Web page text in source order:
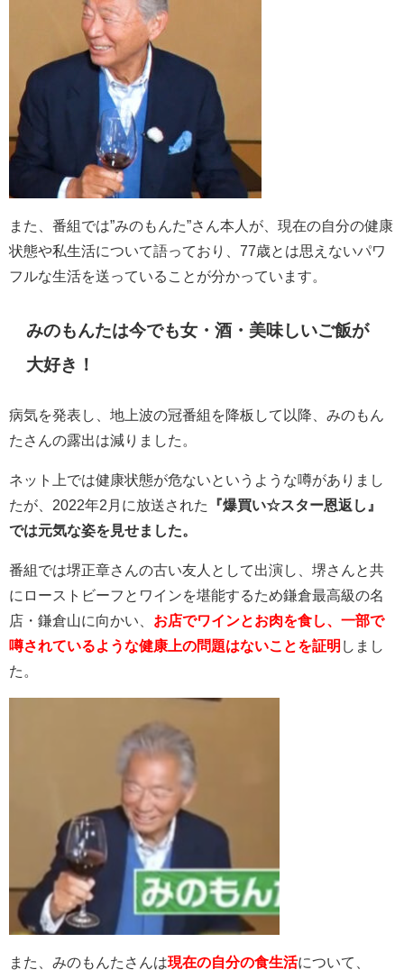
また、番組では”みのもんた”さん本人が、現在の自分の健康
状態や私生活について語っており、77歳とは思えないパワ
フルな生活を送っていることが分かっています。
みのもんたは今でも女・酒・美味しいご飯が
大好き！
病気を発表し、地上波の冠番組を降板して以降、みのもん
たさんの露出は減りました。
ネット上では健康状態が危ないというような噂がありまし
たが、2022年2月に放送された
『爆買い☆スター恩返し』
では元気な姿を見せました。
番組では堺正章さんの古い友人として出演し、堺さんと共
に ローストビーフとワインを堪能するため鎌倉最高級の名
店・鎌倉山に向かい、 お店でワインとお肉を食し、一部で
噂されているような健康上の問題はないことを証明 しまし
た。
また、みのもんたさんは現在の自分の食生活について、